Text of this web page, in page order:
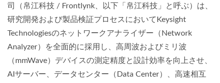
司（帛江科技 / Frontlynk、以下「帛江科技」と呼ぶ）は、
研究開発および製品検証プロセスにおいてKeysight
Technologiesのネットワークアナライザー（Network
Analyzer）を全面的に採用し、高周波およびミリ波
（mmWave）デバイスの測定精度と設計効率を向上させ、
AIサーバー、データセンター（Data Center）、高速相互